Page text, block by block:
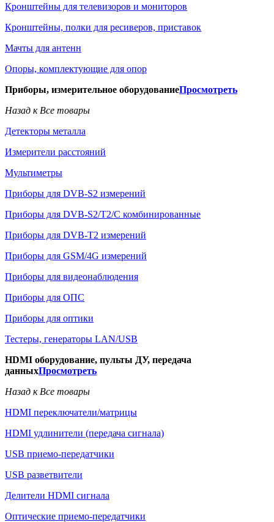
Кронштейны для телевизоров и мониторов
Кронштейны, полки для ресиверов, приставок
Мачты для антенн
Опоры, комплектующие для опор
Приборы, измерительное оборудованиеПросмотреть
Назад к Все товары
Детекторы металла
Измерители расстояний
Мультиметры
Приборы для DVB-S2 измерений
Приборы для DVB-S2/T2/C комбинированные
Приборы для DVB-T2 измерений
Приборы для GSM/4G измерений
Приборы для видеонаблюдения
Приборы для ОПС
Приборы для оптики
Тестеры, генераторы LAN/USB
HDMI оборудование, пульты ДУ, передача
данныхПросмотреть
Назад к Все товары
HDMI переключатели/матрицы
HDMI удлинители (передача сигнала)
USB приемо-передатчики
USB разветвители
Делители HDMI сигнала
Оптические приемо-передатчики